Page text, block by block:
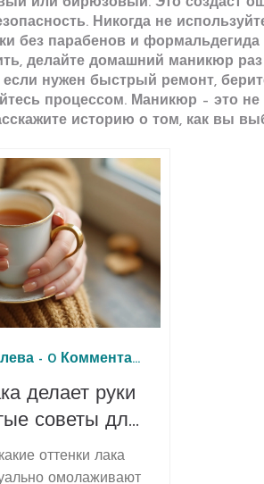
Никогда не
без парабенов и
делайте домашний маникюр
нужен быстрый ремонт,
процессом. Маникюр – это
историю о том, как вы
- 0 Комментарии
делает руки
советы для
оттенки лака
омолаживают